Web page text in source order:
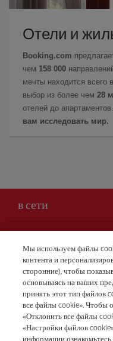
Отели и
Booking.com
чем 158 000
мечты находится
выбор из более чем 28
отелей до апартаментов.
вам исследовать мир.
в сети
Безопасность — прежде
Заявление о доступности
Обязательства по
Карта Iberia.com
Iberia – это также
новости и новинки
Группа Iberia
Акционеры и инвесторы
Наши условия
Правовая информация
Бронирования
Мы используем файлы
контента и
сторонние), чтобы
основываясь на ваших
принять этот тип файлов
все файлы cookie». Чтобы
«Отклонить все файлы
«Настройки файлов
информации ознакомьтесь